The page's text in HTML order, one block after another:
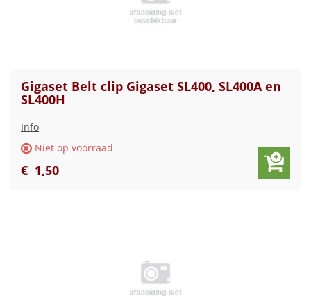
Gigaset Belt clip Gigaset SL400, SL400A en
SL400H
Info
Niet op voorraad
€ 1,50